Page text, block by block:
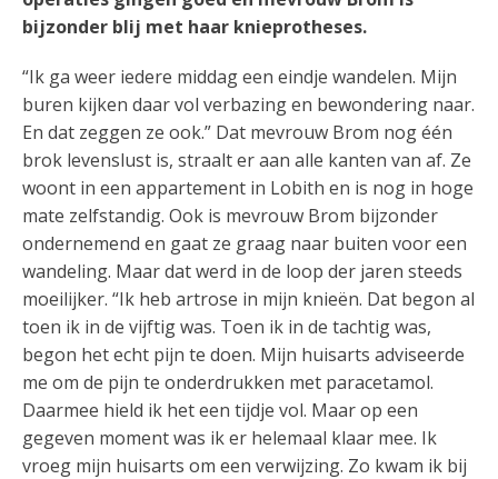
bijzonder blij met haar knieprotheses.
“Ik ga weer iedere middag een eindje wandelen. Mijn
buren kijken daar vol verbazing en bewondering naar.
En dat zeggen ze ook.” Dat mevrouw Brom nog één
brok levenslust is, straalt er aan alle kanten van af. Ze
woont in een appartement in Lobith en is nog in hoge
mate zelfstandig. Ook is mevrouw Brom bijzonder
ondernemend en gaat ze graag naar buiten voor een
wandeling. Maar dat werd in de loop der jaren steeds
moeilijker. “Ik heb artrose in mijn knieën. Dat begon al
toen ik in de vijftig was. Toen ik in de tachtig was,
begon het echt pijn te doen. Mijn huisarts adviseerde
me om de pijn te onderdrukken met paracetamol.
Daarmee hield ik het een tijdje vol. Maar op een
gegeven moment was ik er helemaal klaar mee. Ik
vroeg mijn huisarts om een verwijzing. Zo kwam ik bij